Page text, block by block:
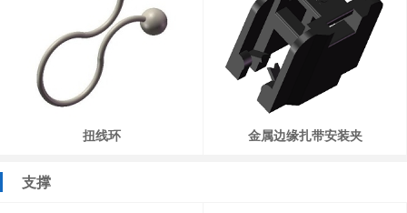
扭线环 金属边缘扎带安装夹
支撑